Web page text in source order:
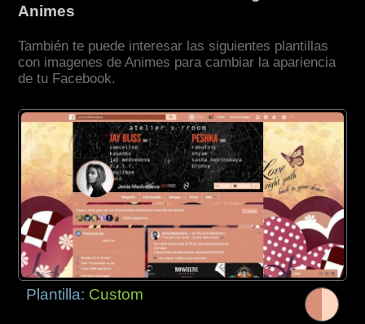
Animes
También te puede interesar las siguientes plantillas
con imagenes de Animes para cambiar la apariencia
de tu Facebook.
Plantilla: Custom